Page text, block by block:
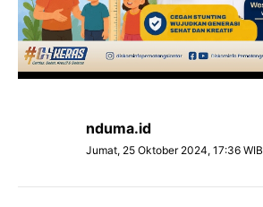
nduma.id
Jumat, 25 Oktober 2024, 17:36 WIB